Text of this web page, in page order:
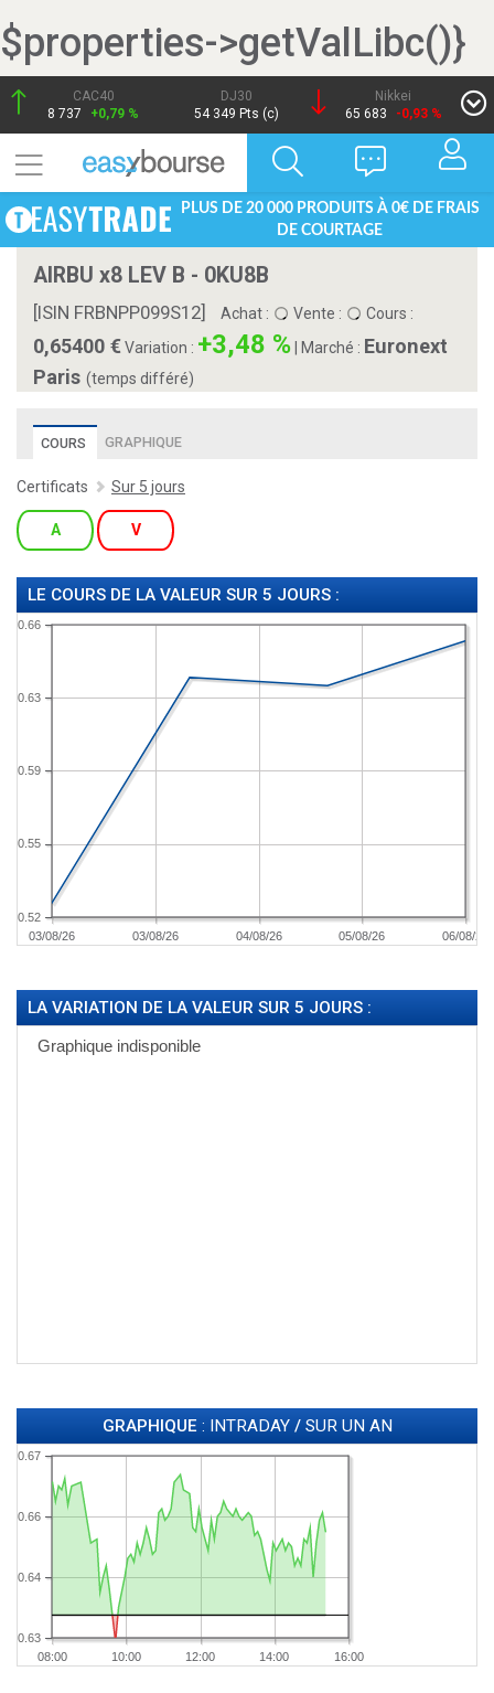
$properties->getValLibc()}
CAC40
8 737
+0,79 %
DJ30
54 349 Pts (c)
Nikkei
65 683
-0,93 %
PLUS DE 20 000 PRODUITS À 0€ DE FRAIS
DE COURTAGE
AIRBU x8 LEV B - 0KU8B
[ISIN FRBNPP099S12] Achat : Vente : Cours :
0,65400Variation : +3,48 % Marché : Euronext
Paris (temps différé)
COURS GRAPHIQUE
Certificats Sur 5 jours
A V
LE COURS DE LA VALEUR SUR 5 JOURS :
03/08/26 03/08/26 04/08/26 05/08/26 06/08/26
0.52
0.55
0.59
0.63
0.66
LA VARIATION DE LA VALEUR SUR 5 JOURS :
GRAPHIQUE : INTRADAY/ SUR UN AN
08:00 10:00 12:00 14:00 16:00
0.63
0.64
0.66
0.67